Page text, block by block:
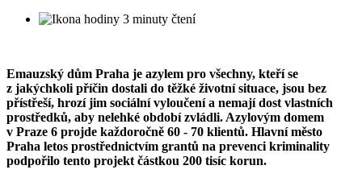
3 minuty čtení
Emauzský dům Praha je azylem pro všechny, kteří se
z jakýchkoli příčin dostali do těžké životní situace, jsou bez
přístřeší, hrozí jim sociální vyloučení a nemají dost vlastních
prostředků, aby nelehké období zvládli. Azylovým domem
v Praze 6 projde každoročně 60 - 70 klientů. Hlavní město
Praha letos prostřednictvím grantů na prevenci kriminality
podpořilo tento projekt částkou 200 tisíc korun.